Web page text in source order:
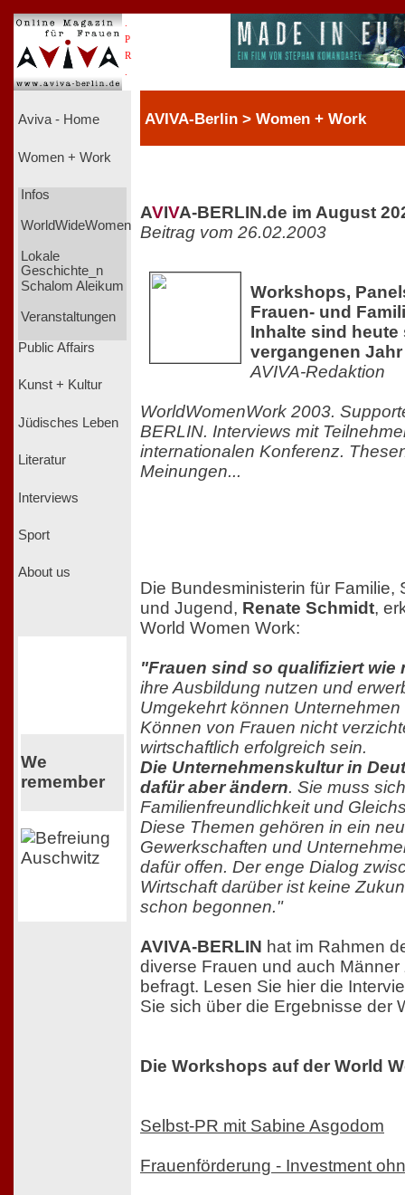
P
R
Aviva - Home
Women + Work
Infos
WorldWideWomen
Lokale
Geschichte_n
Schalom Aleikum
Veranstaltungen
Public Affairs
Kunst + Kultur
Jüdisches Leben
Literatur
Interviews
Sport
About us
We
remember
AVIVA-Berlin > Women + Work
AVIVA-BERLIN.de im August
Beitrag vom 26.02.2003
Workshops,
Frauen- und
Inhalte sind
vergangenen Jahr
AVIVA-Redaktion
WorldWomenWork 2003.
BERLIN. Interviews mit
internationalen Konferenz.
Meinungen...
Die Bundesministerin für Familie,
und Jugend, Renate Schmidt,
World Women Work:
"Frauen sind so qualifiziert wie
ihre Ausbildung nutzen und
Umgekehrt können
Können von Frauen nicht
wirtschaftlich erfolgreich sein.
Die Unternehmenskultur in
dafür aber ändern. Sie muss
Familienfreundlichkeit und
Diese Themen gehören in ein
Gewerkschaften und
dafür offen. Der enge Dialog
Wirtschaft darüber ist keine
schon begonnen."
AVIVA-BERLIN hat im Rahmen
diverse Frauen und auch
befragt. Lesen Sie hier die
Sie sich über die Ergebnisse der
Die Workshops auf der World
Selbst-PR mit Sabine Asgodom
Frauenförderung - Investment